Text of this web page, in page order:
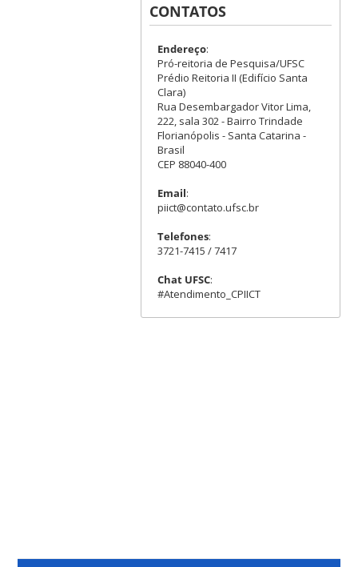
CONTATOS
Endereço:
Pró-reitoria de Pesquisa/UFSC
Prédio Reitoria II (Edifício Santa
Clara)
Rua Desembargador Vitor Lima,
222, sala 302 - Bairro Trindade
Florianópolis - Santa Catarina -
Brasil
CEP 88040-400
Email:
piict@contato.ufsc.br
Telefones:
3721-7415 / 7417
Chat UFSC:
#Atendimento_CPIICT